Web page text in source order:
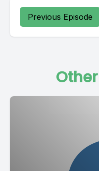
Previous Episode